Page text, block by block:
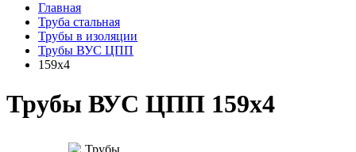
Главная
Труба стальная
Трубы в изоляции
Трубы ВУС ЦПП
159х4
Трубы ВУС ЦПП 159х4